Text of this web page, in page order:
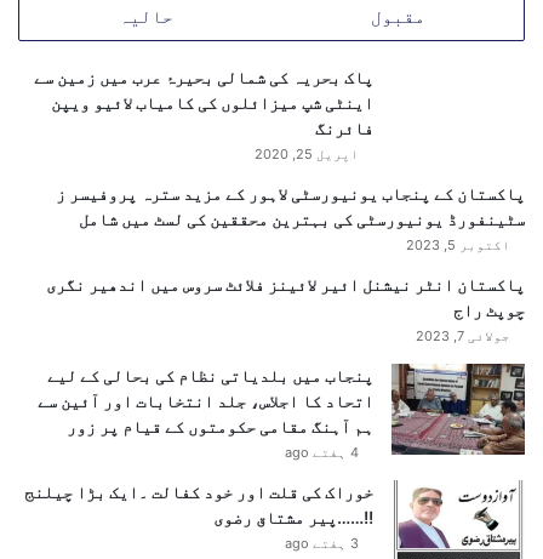
ن
ش
ن
ہ
مقبول حالیہ
پاک بحریہ کی شمالی بحیرۂ عرب میں زمین سے
اینٹی شپ میزائلوں کی کامیاب لائیو ویپن
فائرنگ
اپریل 25, 2020
پاکستان کے پنجاب یونیورسٹی لاہور کے مزید سترہ پروفیسر ز
سٹینفورڈ یونیورسٹی کی بہترین محققین کی لسٹ میں شامل
اکتوبر 5, 2023
پاکستان انٹر نیشنل ائیر لائینز فلائٹ سروس میں اندھیر نگری
چوپٹ راج
جولائی 7, 2023
پنجاب میں بلدیاتی نظام کی بحالی کے لیے
اتحاد کا اجلاس، جلد انتخابات اور آئین سے
ہم آہنگ مقامی حکومتوں کے قیام پر زور
4 ہفتے ago
خوراک کی قلت اور خود کفالت ۔ایک بڑا چیلنج
!!……پیر مشتاق رضوی
3 ہفتے ago